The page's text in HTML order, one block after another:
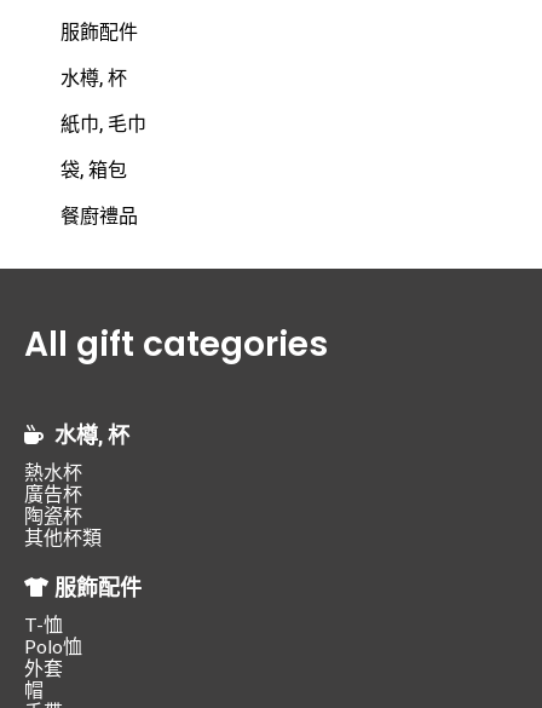
服飾配件
水樽, 杯
紙巾, 毛巾
袋, 箱包
餐廚禮品
All gift categories
水樽, 杯
熱水杯
廣告杯
陶瓷杯
其他杯類
服飾配件
T-恤
Polo恤
外套
帽